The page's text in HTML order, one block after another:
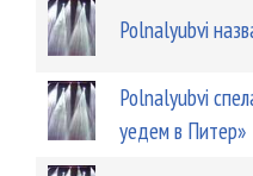
Polnalyubvi
Polnalyubvi
уедем в Питер»